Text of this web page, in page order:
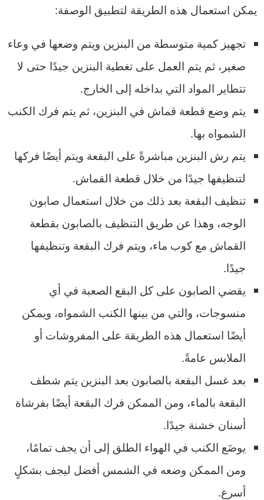
يمكن استعمال هذه الطريقة لتطبيق الوصفة:
تجهيز كمية متوسطة من البنزين ويتم وضعها في وعاء
صغير، ثم يتم العمل على تغطية البنزين جيدًا حتى لا
تتطاير المواد التي بداخله إلى الخارج.
يتم وضع قطعة قماش في البنزين، ثم يتم فرك الكنب
الشمواه بها.
يتم رش البنزين مباشرةً على البقعة ويتم أيضًا فركها
لتنظيفها جيدًا من خلال قطعة القماش.
تنظيف البقعة بعد ذلك من خلال استعمال صابون
الوجه، وهذا عن طريق التنظيف بالصابون بقطعة
القماش مع كوب ماء، ويتم فرك البقعة وتنظيفها
جيدًا.
يقضي الصابون على كل البقع الصعبة في أي
منسوجات، والتي من بينها الكنب الشمواه، ويمكن
أيضًا استعمال هذه الطريقة على المفروشات أو
الملابس عامةً.
بعد غسل البقعة بالصابون بعد البنزين يتم شطف
البقعة بالماء، ومن الممكن فرك البقعة أيضًا بفرشاة
أسنان خشنة جيدًا.
يوضَع الكنب في الهواء الطلق إلى أن يجف تمامًا،
ومن الممكن وضعه في الشمس أفضل ليجف بشكلٍ
أسرع.